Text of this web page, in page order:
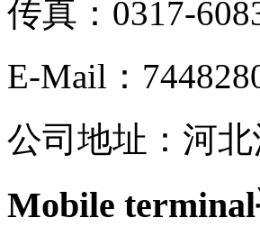
传真：0317-
E-Mail：
公司地址：河
Mobile terminal